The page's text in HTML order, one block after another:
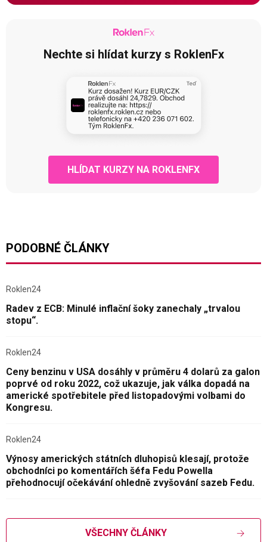
Nechte si hlídat kurzy s RoklenFx
HLÍDAT KURZY NA ROKLENFX
PODOBNÉ ČLÁNKY
Roklen24
Radev z ECB: Minulé inflační šoky zanechaly „trvalou
stopu“.
Roklen24
Ceny benzinu v USA dosáhly v průměru 4 dolarů za galon
poprvé od roku 2022, což ukazuje, jak válka dopadá na
americké spotřebitele před listopadovými volbami do
Kongresu.
Roklen24
Výnosy amerických státních dluhopisů klesají, protože
obchodníci po komentářích šéfa Fedu Powella
přehodnocují očekávání ohledně zvyšování sazeb Fedu.
VŠECHNY ČLÁNKY